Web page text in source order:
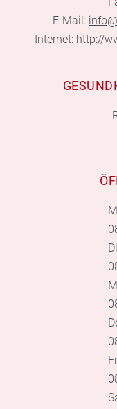
E-Mail:
Internet: http://